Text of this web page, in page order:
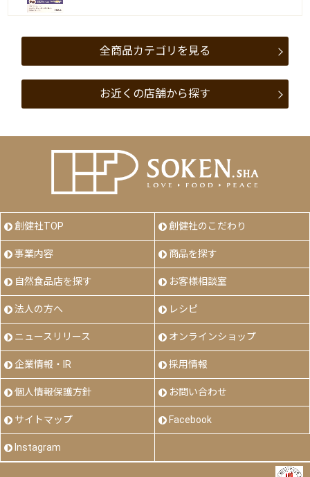
全商品カテゴリを見る
お近くの店舗から探す
創健社TOP 創健社のこだわり
事業内容 商品を探す
自然食品店を探す お客様相談室
法人の方へ レシピ
ニュースリリース オンラインショップ
企業情報・IR 採用情報
個人情報保護方針 お問い合わせ
サイトマップ Facebook
Instagram